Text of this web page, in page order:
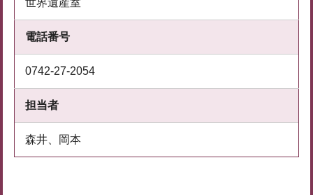
世界遺産室
電話番号
0742-27-2054
担当者
森井、岡本